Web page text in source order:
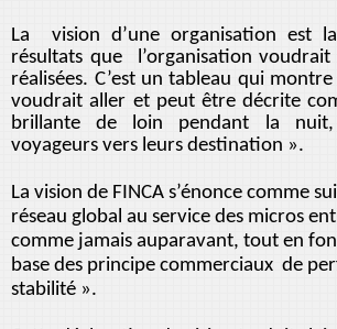
La vision d’une organisation est
résultats que l’organisation
réalisées. C’est un tableau qui
voudrait aller et peut être décrite
brillante de loin pendant la
voyageurs vers leurs destination ».
La vision de FINCA s’énonce comme
réseau global au service des micros
comme jamais auparavant, tout en
base des principe commerciaux de
stabilité ».